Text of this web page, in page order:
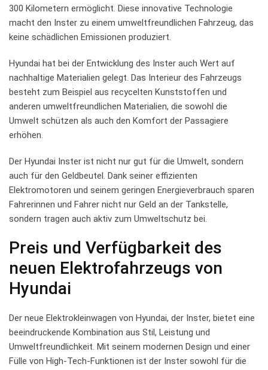
‌300 Kilometern ermöglicht. Diese innovative Technologie⁤
macht den Inster zu einem umweltfreundlichen Fahrzeug, das
keine ‌schädlichen Emissionen‌ produziert.
Hyundai ⁣hat bei der ‌Entwicklung des‍ Inster auch ⁤Wert ‍auf
nachhaltige Materialien gelegt. Das Interieur des ⁢Fahrzeugs
besteht zum⁣ Beispiel ‍aus ​recycelten Kunststoffen und
anderen umweltfreundlichen Materialien, ​die sowohl die‍
Umwelt schützen als auch den Komfort der Passagiere‌
erhöhen.
Der Hyundai Inster ⁢ist nicht nur⁢ gut‍ für die ⁣Umwelt, sondern
auch für den Geldbeutel. Dank⁣ seiner effizienten‌
Elektromotoren ⁢und seinem geringen Energieverbrauch sparen
Fahrerinnen und Fahrer nicht⁤ nur Geld an⁤ der Tankstelle,
‍sondern⁢ tragen ‌auch aktiv zum Umweltschutz ⁢bei.
Preis⁣ und Verfügbarkeit des
‌neuen ⁢Elektrofahrzeugs von
Hyundai
Der neue ⁣Elektrokleinwagen von ⁣Hyundai,⁢ der Inster, bietet eine
beeindruckende Kombination aus Stil, Leistung‌ und
Umweltfreundlichkeit. Mit ​seinem modernen Design ⁣und‌ einer ​
Fülle von ​High-Tech-Funktionen ist der Inster ‌sowohl⁤ für die